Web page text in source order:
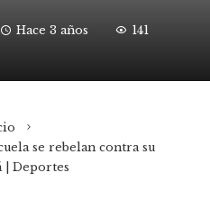
Hace 3 años 141
se rebelan contra su
| Deportes